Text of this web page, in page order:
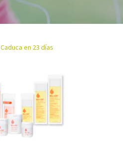
Caduca en 23 días